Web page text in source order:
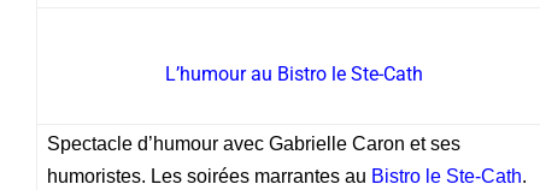
L’humour au Bistro le Ste-Cath
Spectacle d’humour avec Gabrielle Caron et ses
humoristes. Les soirées marrantes au Bistro le Ste-Cath.